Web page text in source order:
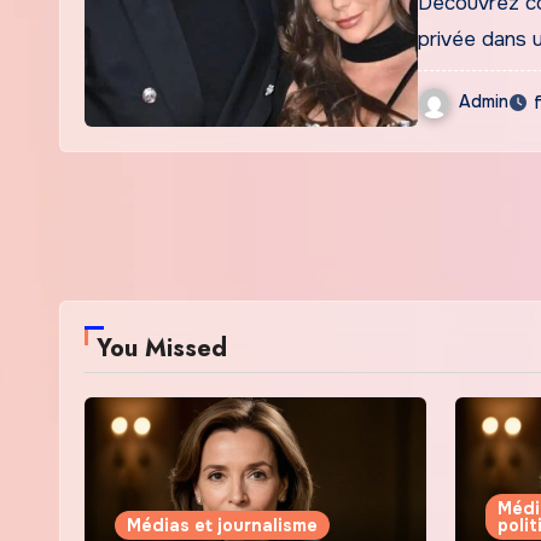
privée dans
Admin
You Missed
Médias et journalisme